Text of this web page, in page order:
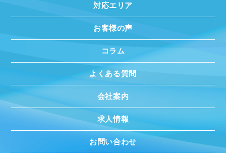
対応エリア
お客様の声
コラム
よくある質問
会社案内
求人情報
お問い合わせ